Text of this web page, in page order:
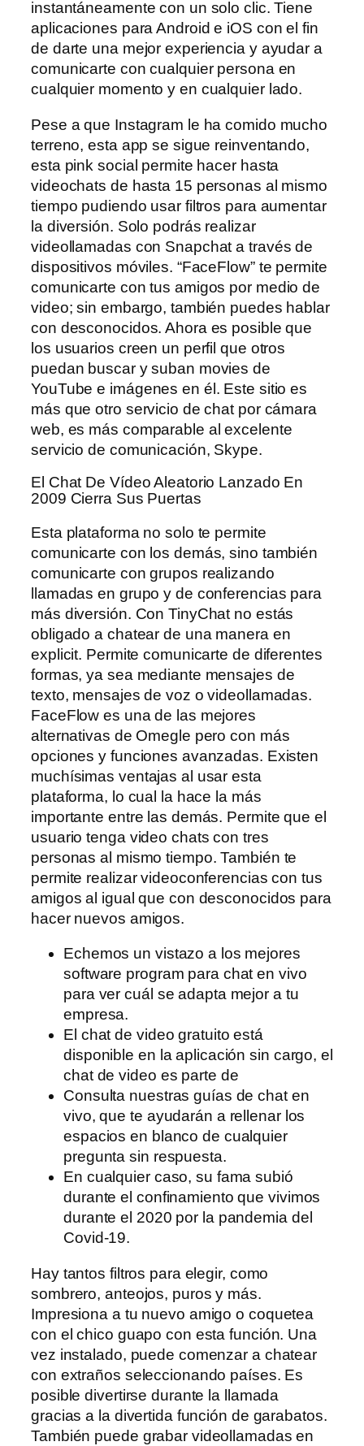
instantáneamente con un solo clic. Tiene
aplicaciones para Android e iOS con el fin
de darte una mejor experiencia y ayudar a
comunicarte con cualquier persona en
cualquier momento y en cualquier lado.
Pese a que Instagram le ha comido mucho
terreno, esta app se sigue reinventando,
esta pink social permite hacer hasta
videochats de hasta 15 personas al mismo
tiempo pudiendo usar filtros para aumentar
la diversión. Solo podrás realizar
videollamadas con Snapchat a través de
dispositivos móviles. “FaceFlow” te permite
comunicarte con tus amigos por medio de
video; sin embargo, también puedes hablar
con desconocidos. Ahora es posible que
los usuarios creen un perfil que otros
puedan buscar y suban movies de
YouTube e imágenes en él. Este sitio es
más que otro servicio de chat por cámara
web, es más comparable al excelente
servicio de comunicación, Skype.
El Chat De Vídeo Aleatorio Lanzado En
2009 Cierra Sus Puertas
Esta plataforma no solo te permite
comunicarte con los demás, sino también
comunicarte con grupos realizando
llamadas en grupo y de conferencias para
más diversión. Con TinyChat no estás
obligado a chatear de una manera en
explicit. Permite comunicarte de diferentes
formas, ya sea mediante mensajes de
texto, mensajes de voz o videollamadas.
FaceFlow es una de las mejores
alternativas de Omegle pero con más
opciones y funciones avanzadas. Existen
muchísimas ventajas al usar esta
plataforma, lo cual la hace la más
importante entre las demás. Permite que el
usuario tenga video chats con tres
personas al mismo tiempo. También te
permite realizar videoconferencias con tus
amigos al igual que con desconocidos para
hacer nuevos amigos.
Echemos un vistazo a los mejores
software program para chat en vivo
para ver cuál se adapta mejor a tu
empresa.
El chat de video gratuito está
disponible en la aplicación sin cargo, el
chat de video es parte de
Consulta nuestras guías de chat en
vivo, que te ayudarán a rellenar los
espacios en blanco de cualquier
pregunta sin respuesta.
En cualquier caso, su fama subió
durante el confinamiento que vivimos
durante el 2020 por la pandemia del
Covid-19.
Hay tantos filtros para elegir, como
sombrero, anteojos, puros y más.
Impresiona a tu nuevo amigo o coquetea
con el chico guapo con esta función. Una
vez instalado, puede comenzar a chatear
con extraños seleccionando países. Es
posible divertirse durante la llamada
gracias a la divertida función de garabatos.
También puede grabar videollamadas en